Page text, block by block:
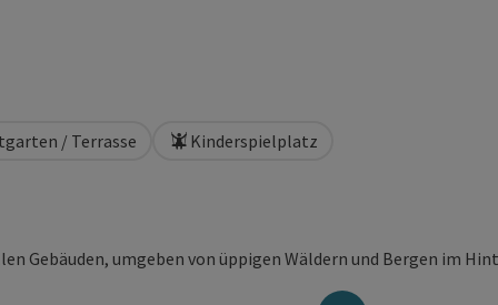
/ Terrasse Kinderspielplatz